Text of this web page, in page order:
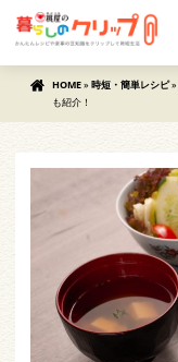
HOME» 時短・簡単レシピ»
も紹介！